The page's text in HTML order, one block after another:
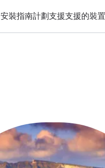
安裝指南計劃支援支援的裝置